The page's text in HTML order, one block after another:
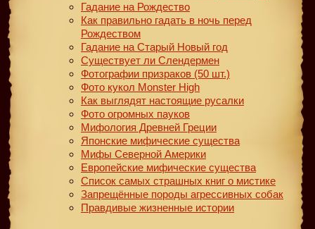
Гадание на Рождество
Как правильно гадать в ночь перед
Рождеством
Гадание на Старый Новый год
Существует ли Слендермен
Фотографии призраков (50 шт.)
Фото кукол Monster High
Как выглядят настоящие русалки
Фото огромных пауков
Мифология Древней Греции
Японские мифические существа
Мифы Северной Америки
Европейские мифические существа
Список самых страшных книг о мистике
Запрещённые породы агрессивных собак
Правдивые жизненные истории